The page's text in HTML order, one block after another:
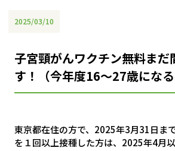
2025/03/10
子宮頸がんワクチン無料まだ
す！（今年度16～27歳になる
東京都在住の方で、2025年3月31日ま
を１回以上接種した方は、2025年4月